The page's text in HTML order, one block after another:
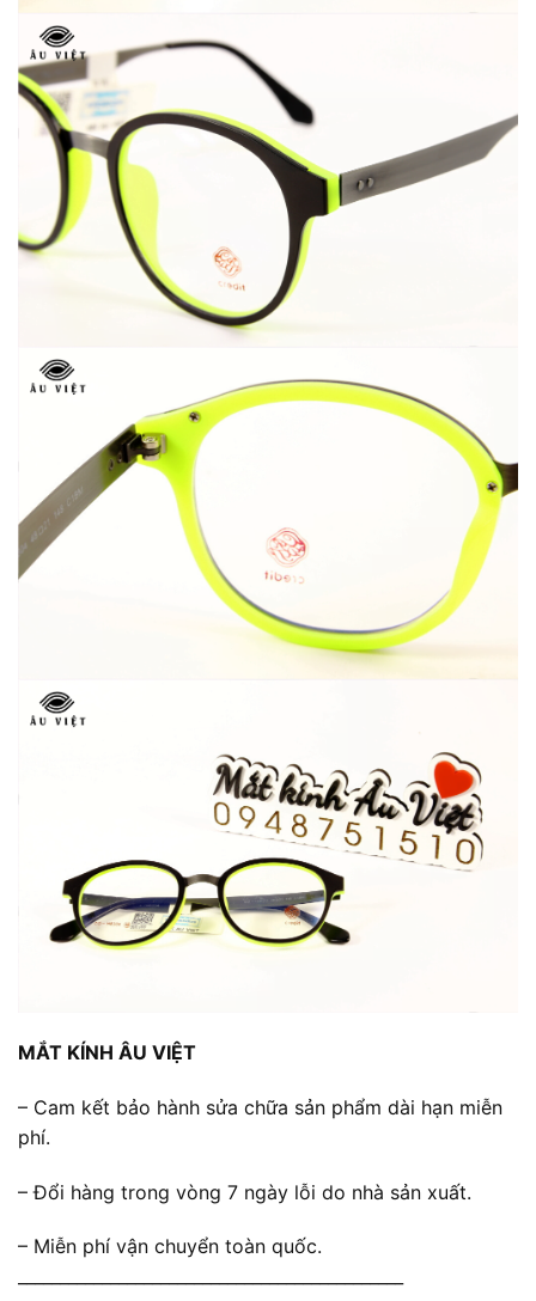
MẮT KÍNH ÂU VIỆT
– Cam kết bảo hành sửa chữa sản phẩm dài hạn miễn
phí.
– Đổi hàng trong vòng 7 ngày lỗi do nhà sản xuất.
– Miễn phí vận chuyển toàn quốc.